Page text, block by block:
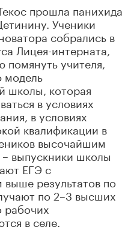
прошла панихида
Ученики
собрались в
Лицея-интерната,
учителя,
модель
школы, которая
в условиях
в условиях
квалификации в
высочайшим
выпускники школы
ЕГЭ с
выше результатов по
по 2–3 высших
рабочих
в селе.